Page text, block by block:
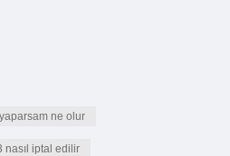
ne olur
nasıl iptal edilir